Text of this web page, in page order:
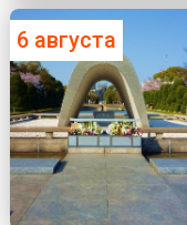
6 августа